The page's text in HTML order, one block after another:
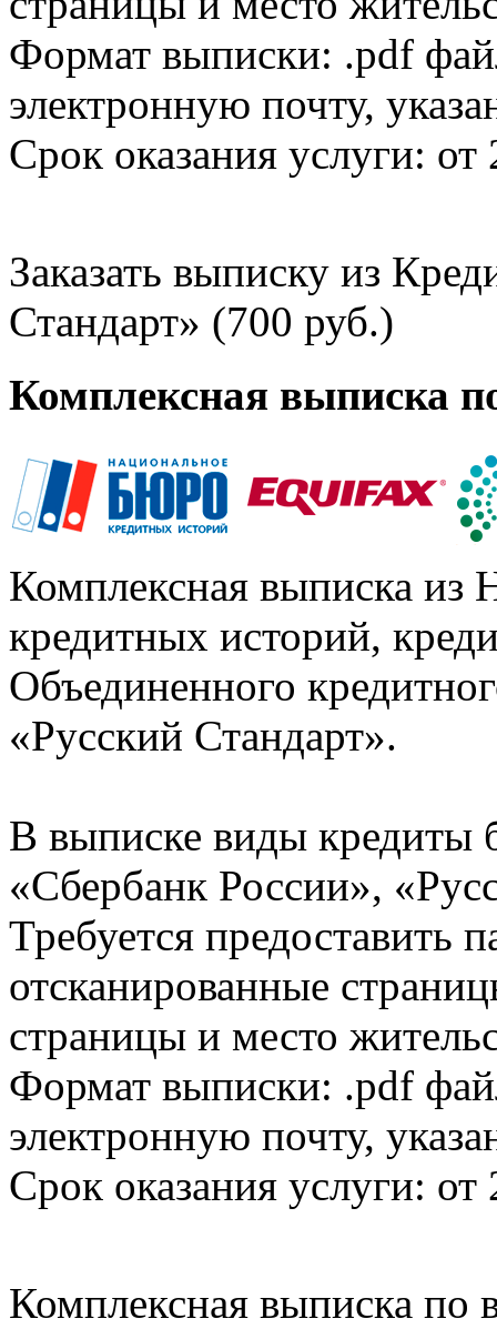
Формат выписки: .pdf
электронную почту,
Срок оказания услуги: от
Заказать выписку из
Стандарт» (700 руб.)
Комплексная выписка
Комплексная выписка из
кредитных историй,
Объединенного
«Русский Стандарт».
В выписке виды кредиты
«Сбербанк России»,
Требуется предоставить
отсканированные
страницы и место
Формат выписки: .pdf
электронную почту,
Срок оказания услуги: от
Комплексная выписка